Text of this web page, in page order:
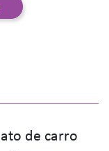
de carro